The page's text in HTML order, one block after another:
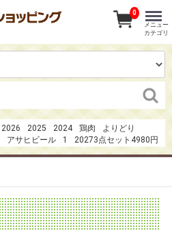
2026 2025 2024 鶏肉
よりどり
アサヒビール 1
20273点セット4980円
0
メニュー
カテゴリ